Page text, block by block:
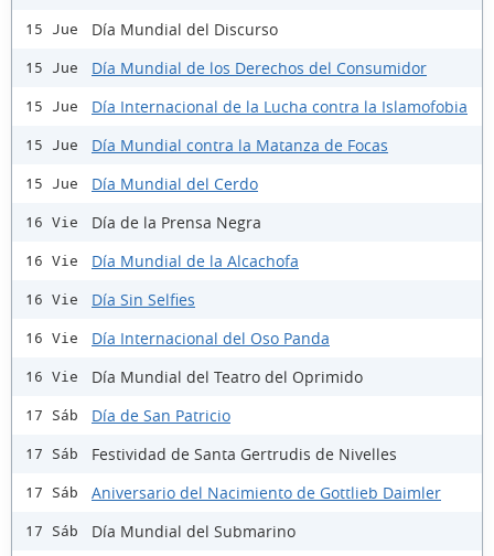
15 Jue Día Mundial del Discurso
15 Jue Día Mundial de los Derechos del Consumidor
15 Jue Día Internacional de la Lucha contra la Islamofobia
15 Jue Día Mundial contra la Matanza de Focas
15 Jue Día Mundial del Cerdo
16 Vie Día de la Prensa Negra
16 Vie Día Mundial de la Alcachofa
16 Vie Día Sin Selfies
16 Vie Día Internacional del Oso Panda
16 Vie Día Mundial del Teatro del Oprimido
17 Sáb Día de San Patricio
17 Sáb Festividad de Santa Gertrudis de Nivelles
17 Sáb Aniversario del Nacimiento de Gottlieb Daimler
17 Sáb Día Mundial del Submarino